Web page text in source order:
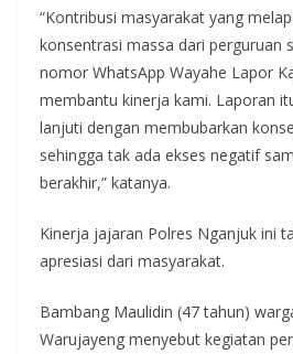
“Kontribusi masyarakat yang
konsentrasi massa dari perguruan
nomor WhatsApp Wayahe Lapor
membantu kinerja kami. Laporan
lanjuti dengan membubarkan
sehingga tak ada ekses negatif
berakhir,” katanya.
Kinerja jajaran Polres Nganjuk ini
apresiasi dari masyarakat.
Bambang Maulidin (47 tahun)
Warujayeng menyebut kegiatan